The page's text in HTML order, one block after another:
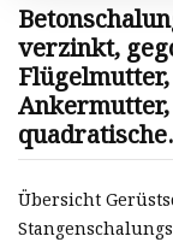
verzinkt,
quadratische
Rundmutter/
Übersicht